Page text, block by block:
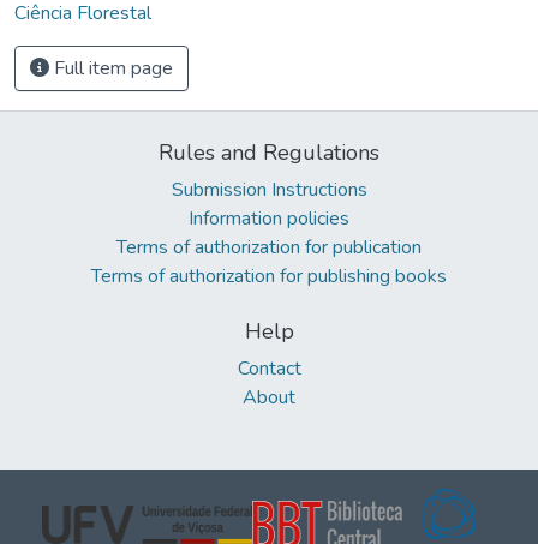
Ciência Florestal
Full item page
Rules and Regulations
Submission Instructions
Information policies
Terms of authorization for publication
Terms of authorization for publishing books
Help
Contact
About